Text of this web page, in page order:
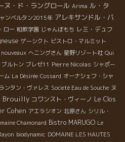
ヌ・ド・ラングロール Arima ル・タ
ンベルタン2015年 アレキサンドル・バ
ロー 和飲学園 じゃんぼもち レミ・デュフ
ゲーシクト ビストロ・マルミット
へニングさん 星野リゾート社 Qui
ルトン ブレゼ11 Pierre Nicolas シャポー
ム La Désirée Cossard オーナシェフ・シャ
ンタン・ヴァレス Societé Eau de Souche ヌ
Brouilly コワンスト・ヴィーノ Le Clos
Cohen アエラシオン 北原さん シリル・
Chamonard Bistro MARUGO Le
biodynamic DOMAINE LES HAUTES